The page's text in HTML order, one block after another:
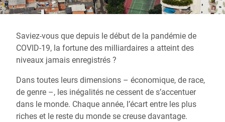
Saviez-vous que depuis le début de la pandémie de
COVID-19, la fortune des milliardaires a atteint des
niveaux jamais enregistrés ?
Dans toutes leurs dimensions – économique, de race,
de genre –, les inégalités ne cessent de s’accentuer
dans le monde. Chaque année, l’écart entre les plus
riches et le reste du monde se creuse davantage.